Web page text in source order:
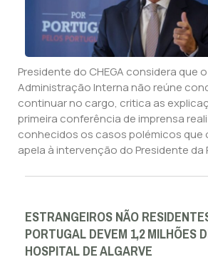
Presidente do CHEGA considera que
Administração Interna não reúne
continuar no cargo, critica as
primeira conferência de imprensa
conhecidos os casos polémicos que
apela à intervenção do Presidente da
ESTRANGEIROS NÃO
PORTUGAL DEVEM 1,2 MILHÕES
HOSPITAL DE ALGARVE